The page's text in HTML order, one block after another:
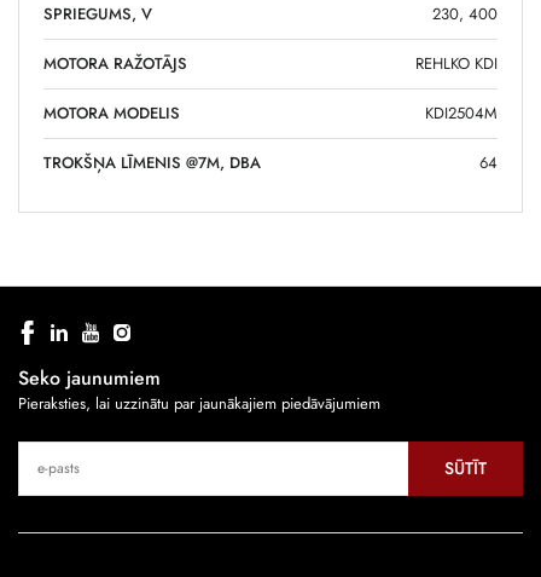
SPRIEGUMS, V 230, 400
MOTORA RAŽOTĀJS REHLKO KDI
MOTORA MODELIS KDI2504M
TROKŠŅA LĪMENIS @7M, DBA 64
Seko jaunumiem
Pieraksties, lai uzzinātu par jaunākajiem piedāvājumiem
SŪTĪT